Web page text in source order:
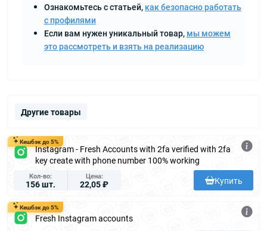
Ознакомьтесь с статьей, как безопасно работать
с профилями
Если вам нужен уникальный товар, мы можем
это рассмотреть и взять на реализацию
Другие товары
Кешбэк до 5%
Instagram - Fresh Accounts with 2fa verified with 2fa
key create with phone number 100% working
Кол-во
156 шт.
Цена
22,05 ₽ Купить
Кешбэк до 5%
Fresh Instagram accounts